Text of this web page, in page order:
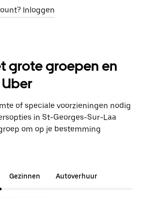
Inloggen
grote groepen en
of speciale voorzieningen nodig
in St-Georges-Sur-Laa
om op je bestemming
Gezinnen Autoverhuur